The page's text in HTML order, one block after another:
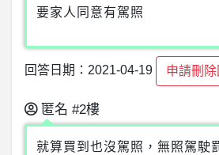
要家人同意有駕照
回答日期：2021-04-19 申請刪
匿名 #2樓
就算買到也沒駕照，無照駕駛